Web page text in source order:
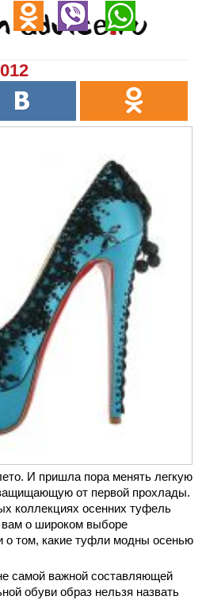
И пришла пора менять легкую
от первой прохлады.
коллекциях осенних туфель
о широком выборе
о том, какие туфли модны осенью
самой важной составляющей
обуви образ нельзя назвать